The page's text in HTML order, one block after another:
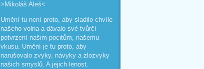
>Mikoláš Aleš<
Umění tu není proto, aby sladilo chvíle
našeho volna a dávalo své tvůrčí
potvrzení našim pocitům, našemu
vkusu. Umění je tu proto, aby
narušovalo zvyky, návyky a zlozvyky
našich smyslů. A jejich lenost.